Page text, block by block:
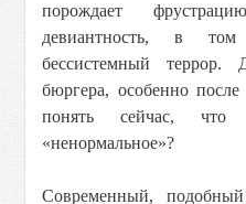
порождает
девиантность, в
бессистемный террор.
бюргера, особенно
понять сейчас, что
«ненормальное»?
Современный,